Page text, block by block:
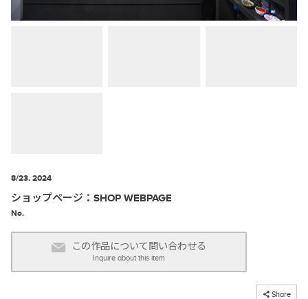
8/23. 2024
ショップページ：SHOP WEBPAGE
No.
この作品について問い合わせる
Inquire about this item
Share
コピーしました